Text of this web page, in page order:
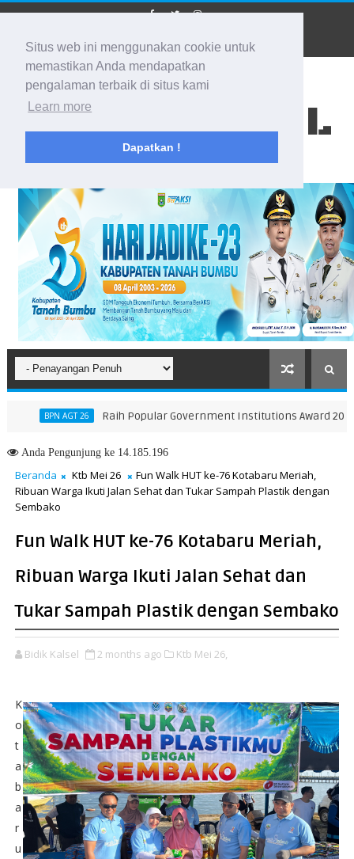
Situs web ini menggunakan cookie untuk
memastikan Anda mendapatkan
pengalaman terbaik di situs kami
Learn more
Dapatkan !
BIDIK KALSEL
Membidik Ke Segala Arah
BPN AGT 26 Raih Popular Government Institutions Award 2026,
AndaPengunjung ke 14.185.196
Beranda Ktb Mei 26
Fun Walk HUT ke-76 Kotabaru Meriah,
Ribuan Warga Ikuti Jalan Sehat dan Tukar Sampah Plastik dengan
Sembako
Fun Walk HUT ke-76 Kotabaru Meriah,
Ribuan Warga Ikuti Jalan Sehat dan
Tukar Sampah Plastik dengan Sembako
Bidik Kalsel 2 months ago Ktb Mei 26,
K
o
t
a
b
a
r
u